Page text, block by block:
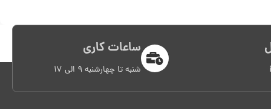
ساعات کاری
شنبه تا چهارشنبه 9 الی 17